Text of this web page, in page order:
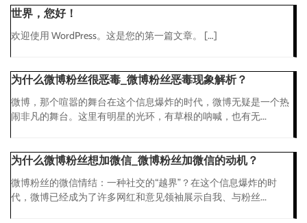
世界，您好！
欢迎使用 WordPress。这是您的第一篇文章。 […]
为什么微博粉丝很恶毒_微博粉丝恶毒现象解析？
微博，那个喧嚣的舞台在这个信息爆炸的时代，微博无疑是一个热
闹非凡的舞台。这里有明星的光环，有草根的呐喊，也有无...
为什么微博粉丝想加微信_微博粉丝加微信的动机？
微博粉丝的微信情结：一种社交的“越界”？在这个信息爆炸的时
代，微博已经成为了许多网红和意见领袖展示自我、与粉丝...